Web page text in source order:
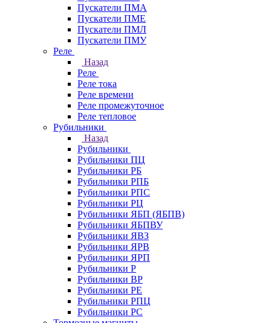
Пускатели ПМА
Пускатели ПМЕ
Пускатели ПМЛ
Пускатели ПМУ
Реле
Назад
Реле
Реле тока
Реле времени
Реле промежуточное
Реле тепловое
Рубильники
Назад
Рубильники
Рубильники ПЦ
Рубильники РБ
Рубильники РПБ
Рубильники РПС
Рубильники РЦ
Рубильники ЯБП (ЯБПВ)
Рубильники ЯБПВУ
Рубильники ЯВЗ
Рубильники ЯРВ
Рубильники ЯРП
Рубильники Р
Рубильники ВР
Рубильники РЕ
Рубильники РПЦ
Рубильники РС